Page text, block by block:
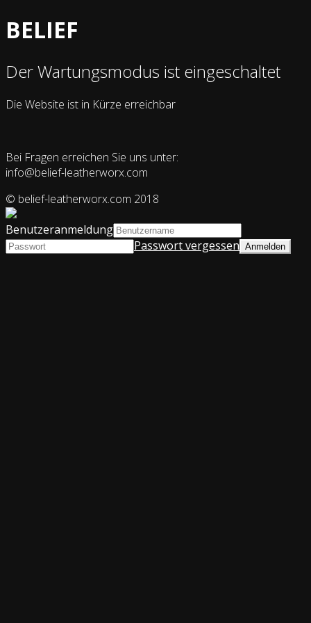
BELIEF
Der Wartungsmodus ist eingeschaltet
Die Website ist in Kürze erreichbar
Bei Fragen erreichen Sie uns unter:
info@belief-leatherworx.com
© belief-leatherworx.com 2018
Benutzeranmeldung
Passwort vergessen